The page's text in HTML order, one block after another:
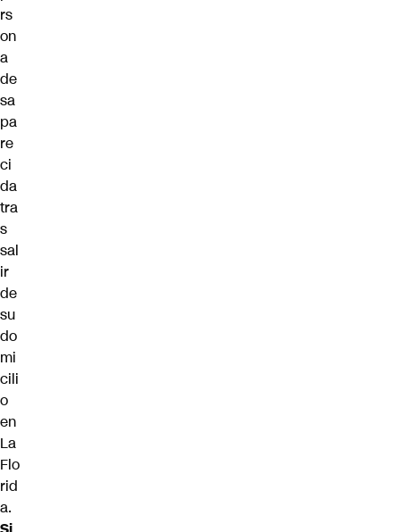
rs
on
a
de
sa
pa
re
ci
da
tra
s
sal
ir
de
su
do
mi
cili
o
en
La
Flo
rid
a.